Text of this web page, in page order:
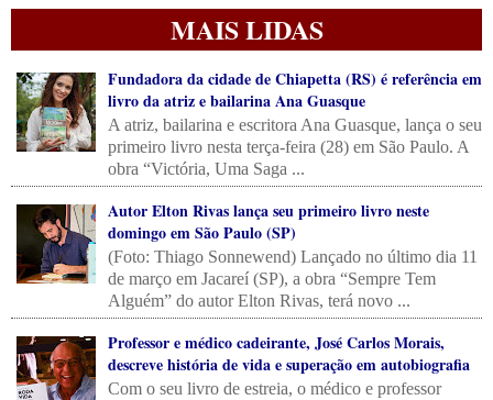
MAIS LIDAS
Fundadora da cidade de Chiapetta (RS) é referência em
livro da atriz e bailarina Ana Guasque
A atriz, bailarina e escritora Ana Guasque, lança o seu
primeiro livro nesta terça-feira (28) em São Paulo. A
obra “Victória, Uma Saga ...
Autor Elton Rivas lança seu primeiro livro neste
domingo em São Paulo (SP)
(Foto: Thiago Sonnewend) Lançado no último dia 11
de março em Jacareí (SP), a obra “Sempre Tem
Alguém” do autor Elton Rivas, terá novo ...
Professor e médico cadeirante, José Carlos Morais,
descreve história de vida e superação em autobiografia
Com o seu livro de estreia, o médico e professor